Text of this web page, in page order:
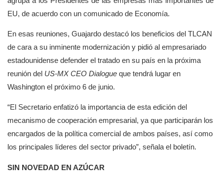
EU, de acuerdo con un comunicado de Economía.
En esas reuniones, Guajardo destacó los beneficios del TLCAN
de cara a su inminente modernización y pidió al empresariado
estadounidense defender el tratado en su país en la próxima
reunión del US-MX CEO Dialogue que tendrá lugar en
Washington el próximo 6 de junio.
“El Secretario enfatizó la importancia de esta edición del
mecanismo de cooperación empresarial, ya que participarán los
encargados de la política comercial de ambos países, así como
los principales líderes del sector privado”, señala el boletín.
SIN NOVEDAD EN AZÚCAR